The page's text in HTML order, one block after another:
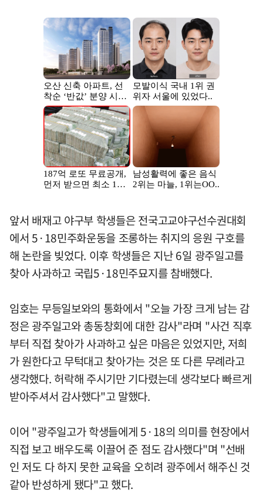
앞서 배재고 야구부 학생들은 전국고교야구선수권대회
에서 5·18민주화운동을 조롱하는 취지의 응원 구호를
해 논란을 빚었다. 이후 학생들은 지난 6일 광주일고를
찾아 사과하고 국립5·18민주묘지를 참배했다.
임호는 무등일보와의 통화에서 "오늘 가장 크게 남는 감
정은 광주일고와 총동창회에 대한 감사"라며 "사건 직후
부터 직접 찾아가 사과하고 싶은 마음은 있었지만, 저희
가 원한다고 무턱대고 찾아가는 것은 또 다른 무례라고
생각했다. 허락해 주시기만 기다렸는데 생각보다 빠르게
받아주셔서 감사했다"고 말했다.
이어 "광주일고가 학생들에게 5·18의 의미를 현장에서
직접 보고 배우도록 이끌어 준 점도 감사했다"며 "선배
인 저도 다 하지 못한 교육을 오히려 광주에서 해주신 것
같아 반성하게 됐다"고 했다.